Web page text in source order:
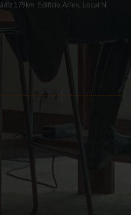
179km Edificio Aries, Local N